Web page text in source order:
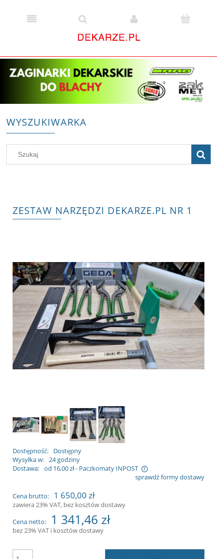
WYSZUKIWARKA
ZESTAW NARZĘDZI DEKARZE.PL NR 1
Dostępność:
Dostępny
Wysyłka w: 24 godziny
Dostawa: od 16,00 zł- Paczkomaty INPOST
płatności
sprawdź formy dostawy
Cena brutto: 1 650,00 zł
zawiera 23% VAT, bez kosztów dostawy
Cena netto:
1 341,46 zł
bez 23% VAT i kosztów dostawy